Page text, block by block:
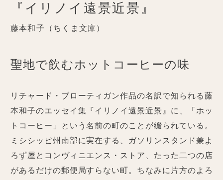
『イリノイ遠景近景』
藤本和子（ちくま文庫）
聖地で飲むホットコーヒーの味
リチャード・ブローティガン作品の名訳で知られる藤
本和子のエッセイ集『イリノイ遠景近景』に、「ホッ
トコーヒー」という名前の町のことが綴られている。
ミシシッピ州南部に実在する、ガソリンスタンド兼よ
ろず屋とコンヴィニエンス・ストア、たった二つの店
があるだけの郵便局すらない町。ちなみに片方のよろ